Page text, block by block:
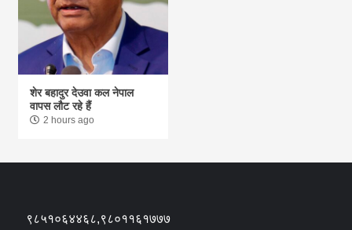
शेर बहादुर देउवा कल नेपाल
वापस लौट रहे हैं
2 hours ago
९८५१०६४४६८,९८०११६१७७७